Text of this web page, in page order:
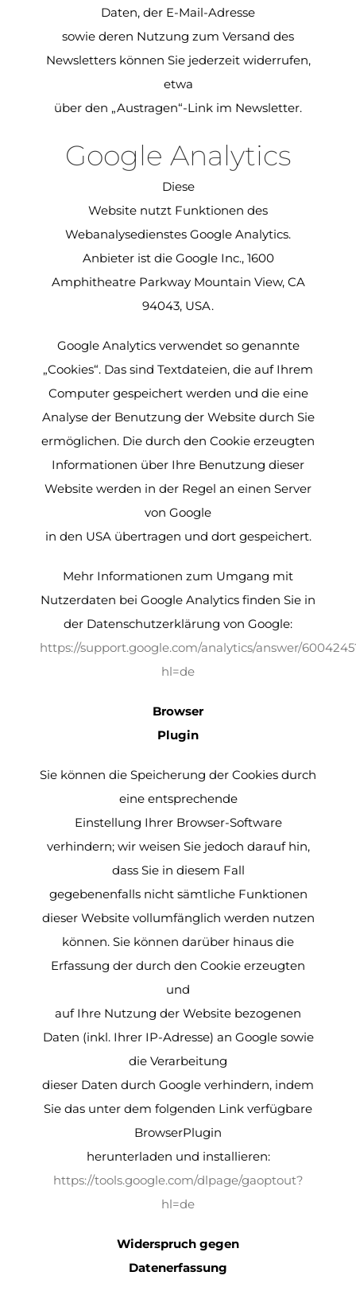
Daten, der E-Mail-Adresse
sowie deren Nutzung zum Versand des
Newsletters können Sie jederzeit widerrufen,
etwa
über den „Austragen“-Link im Newsletter.
Google Analytics
Diese
Website nutzt Funktionen des
Webanalysedienstes Google Analytics.
Anbieter ist die Google Inc., 1600
Amphitheatre Parkway Mountain View, CA
94043, USA.
Google Analytics verwendet so genannte
„Cookies“. Das sind Textdateien, die auf Ihrem
Computer gespeichert werden und die eine
Analyse der Benutzung der Website durch Sie
ermöglichen. Die durch den Cookie erzeugten
Informationen über Ihre Benutzung dieser
Website werden in der Regel an einen Server
von Google
in den USA übertragen und dort gespeichert.
Mehr Informationen zum Umgang mit
Nutzerdaten bei Google Analytics finden Sie in
der Datenschutzerklärung von Google:
https://support.google.com/analytics/answer/
hl=de
Browser
Plugin
Sie können die Speicherung der Cookies durch
eine entsprechende
Einstellung Ihrer Browser-Software
verhindern; wir weisen Sie jedoch darauf hin,
dass Sie in diesem Fall
gegebenenfalls nicht sämtliche Funktionen
dieser Website vollumfänglich werden nutzen
können. Sie können darüber hinaus die
Erfassung der durch den Cookie erzeugten
und
auf Ihre Nutzung der Website bezogenen
Daten (inkl. Ihrer IP-Adresse) an Google sowie
die Verarbeitung
dieser Daten durch Google verhindern, indem
Sie das unter dem folgenden Link verfügbare
BrowserPlugin
herunterladen und installieren:
https://tools.google.com/dlpage/gaoptout?
hl=de
Widerspruch gegen
Datenerfassung